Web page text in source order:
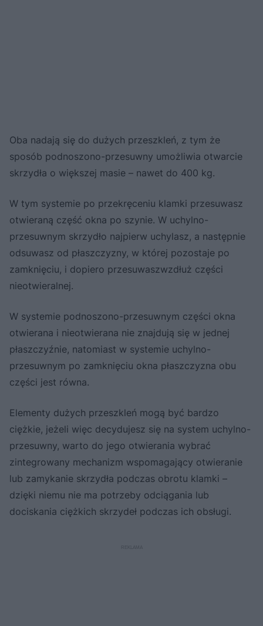
Oba nadają się do dużych przeszkleń, z tym że
sposób podnoszono-przesuwny umożliwia otwarcie
skrzydła o większej masie – nawet do 400 kg.
W tym systemie po przekręceniu klamki przesuwasz
otwieraną część okna po szynie. W uchylno-
przesuwnym skrzydło najpierw uchylasz, a następnie
odsuwasz od płaszczyzny, w której pozostaje po
zamknięciu, i dopiero przesuwaszwzdłuż części
nieotwieralnej.
W systemie podnoszono-przesuwnym części okna
otwierana i nieotwierana nie znajdują się w jednej
płaszczyźnie, natomiast w systemie uchylno-
przesuwnym po zamknięciu okna płaszczyzna obu
części jest równa.
Elementy dużych przeszkleń mogą być bardzo
ciężkie, jeżeli więc decydujesz się na system uchylno-
przesuwny, warto do jego otwierania wybrać
zintegrowany mechanizm wspomagający otwieranie
lub zamykanie skrzydła podczas obrotu klamki –
dzięki niemu nie ma potrzeby odciągania lub
dociskania ciężkich skrzydeł podczas ich obsługi.